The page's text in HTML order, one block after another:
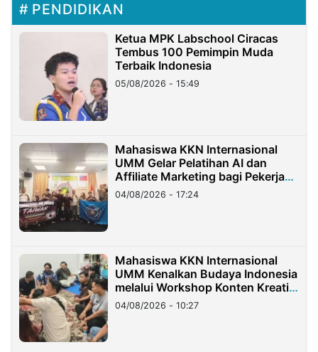
PENDIDIKAN
Ketua MPK Labschool Ciracas
Tembus 100 Pemimpin Muda
Terbaik Indonesia
05/08/2026 - 15:49
Mahasiswa KKN Internasional
UMM Gelar Pelatihan AI dan
Affiliate Marketing bagi Pekerja
Migran Indonesia di Taiwan
04/08/2026 - 17:24
Mahasiswa KKN Internasional
UMM Kenalkan Budaya Indonesia
melalui Workshop Konten Kreatif
di Taiwan
04/08/2026 - 10:27